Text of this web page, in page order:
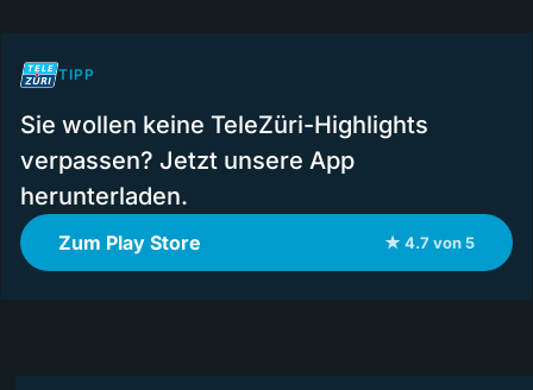
TIPP
Sie wollen keine TeleZüri-Highlights
verpassen? Jetzt unsere App
herunterladen.
Zum Play Store ★ 4.7 von 5